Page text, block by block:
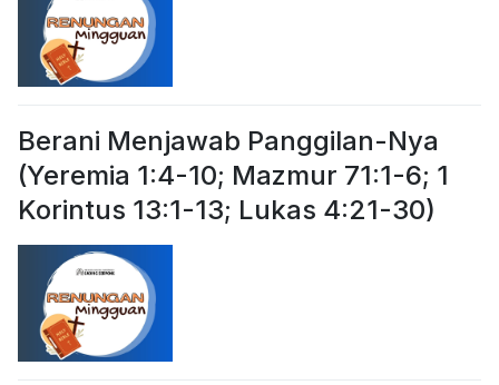
Berani Menjawab Panggilan-Nya
(Yeremia 1:4-10; Mazmur 71:1-6; 1
Korintus 13:1-13; Lukas 4:21-30)